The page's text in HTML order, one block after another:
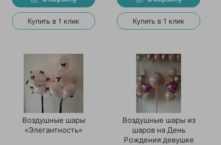
Купить в 1 клик Купить в 1 клик
Воздушные шары
«Элегантность»
Воздушные шары из
шаров на День
Рождения девушке